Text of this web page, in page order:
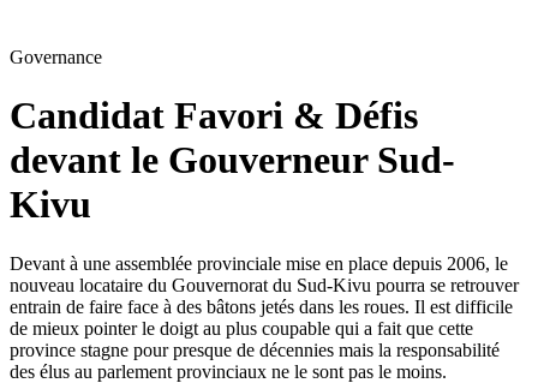
Governance
Candidat Favori & Défis
devant le Gouverneur Sud-
Kivu
Devant à une assemblée provinciale mise en place depuis 2006, le
nouveau locataire du Gouvernorat du Sud-Kivu pourra se retrouver
entrain de faire face à des bâtons jetés dans les roues. Il est difficile
de mieux pointer le doigt au plus coupable qui a fait que cette
province stagne pour presque de décennies mais la responsabilité
des élus au parlement provinciaux ne le sont pas le moins.